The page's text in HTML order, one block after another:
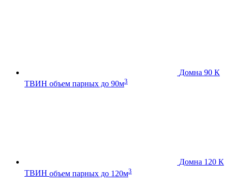
Домна 90 К
ТВИН объем парных до 90м3
Домна 120 К
ТВИН объем парных до 120м3